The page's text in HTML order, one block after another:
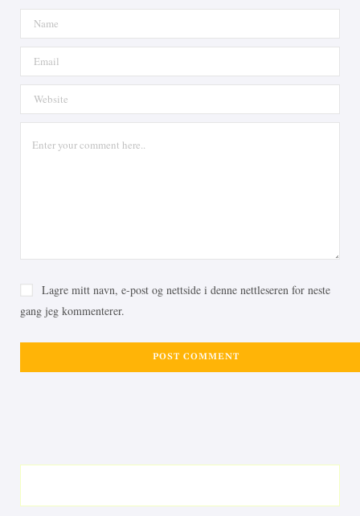
Lagre mitt navn, e-post og nettside i denne nettleseren for neste
gang jeg kommenterer.